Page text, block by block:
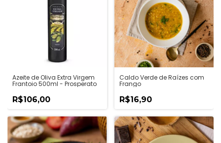
Azeite de Oliva Extra Virgem
Frantoio 500ml - Prosperato
R$106,00
Caldo Verde de Raízes com
Frango
R$16,90